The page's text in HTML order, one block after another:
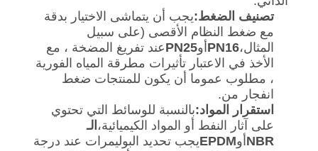
تصنيف الضغط:يجب أن يتماشى الاختيار بدقة
مع ضغط النظام الأقصى (على سبيل
المثال،PN16 أوPN25عند تفريغ المضخة ، مع
الأخذ في الاعتبار تأثيرات مطرقة المياه الفورية
، مطلوب عموما أن يكون للمنتجات ضغط
انفجار من.
استقرار المواد:بالنسبة للوسائط التي تحتوي
على آثار النفط أو المواد الكيميائية، الـ
NBR أوEPDMيجب تحديد البوليمرات عند درجة